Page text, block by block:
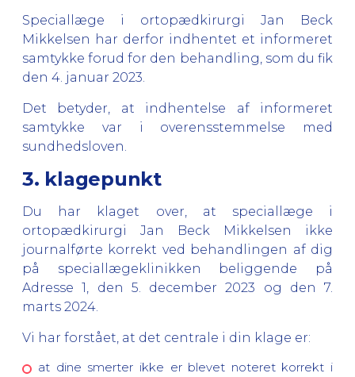
Speciallæge i ortopædkirurgi Jan Beck
Mikkelsen har derfor indhentet et informeret
samtykke forud for den behandling, som du fik
den 4. januar 2023.
Det betyder, at indhentelse af informeret
samtykke var i overensstemmelse med
sundhedsloven.
3. klagepunkt
Du har klaget over, at speciallæge i
ortopædkirurgi Jan Beck Mikkelsen ikke
journalførte korrekt ved behandlingen af dig
på speciallægeklinikken beliggende på
Adresse 1, den 5. december 2023 og den 7.
marts 2024.
Vi har forstået, at det centrale i din klage er:
at dine smerter ikke er blevet noteret korrekt i